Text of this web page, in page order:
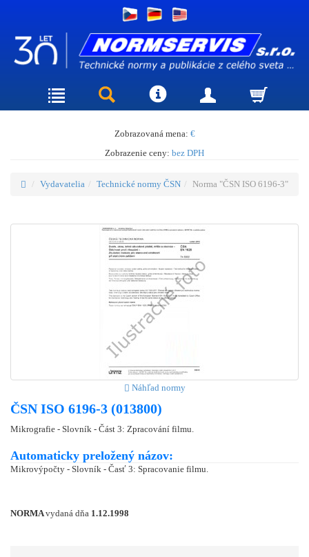
Zobrazovaná mena: €
Zobrazenie ceny: bez DPH
Vydavatelia Technické normy ČSN Norma "ČSN ISO 6196-3"
Náhľad normy
ČSN ISO 6196-3 (013800)
Mikrografie - Slovník - Část 3: Zpracování filmu.
Automaticky preložený názov:
Mikrovýpočty - Slovník - Časť 3: Spracovanie filmu.
NORMAvydaná dňa 1.12.1998